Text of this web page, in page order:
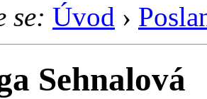
se: Úvod ›
Sehnalová